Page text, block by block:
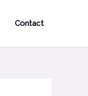
Contact